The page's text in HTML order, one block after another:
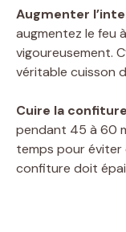
Augmenter
augmentez le feu
vigoureusement.
véritable cuisson
Cuire la
pendant 45 à 60
temps pour éviter
confiture doit